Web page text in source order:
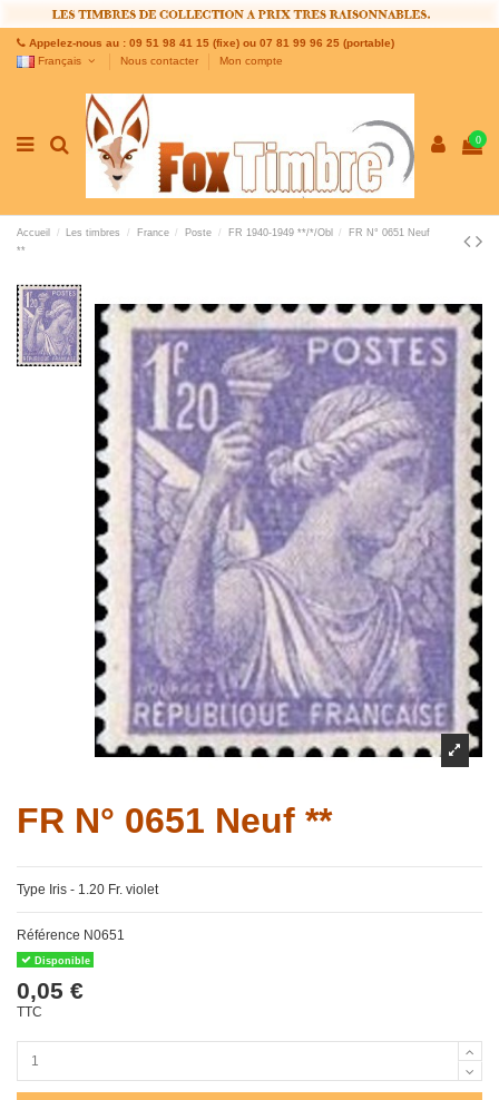
Appelez-nous au : 09 51 98 41 15 (fixe) ou 07 81 99 96 25 (portable)
Français
Nous contacter Mon compte
0
Accueil Les timbres France Poste FR 1940-1949 **/*/Obl
FR N° 0651 Neuf
**
FR N° 0651 Neuf **
Type Iris - 1.20 Fr. violet
Référence N0651
Disponible
0,05 €
TTC